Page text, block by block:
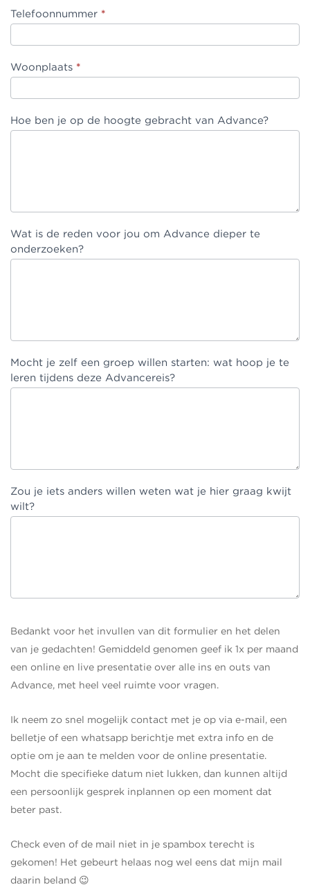
Telefoonnummer *
Woonplaats *
Hoe ben je op de hoogte gebracht van Advance?
Wat is de reden voor jou om Advance dieper te
onderzoeken?
Mocht je zelf een groep willen starten: wat hoop je te
leren tijdens deze Advancereis?
Zou je iets anders willen weten wat je hier graag kwijt
wilt?
Bedankt voor het invullen van dit formulier en het delen
van je gedachten! Gemiddeld genomen geef ik 1x per maand
een online en live presentatie over alle ins en outs van
Advance, met heel veel ruimte voor vragen.
Ik neem zo snel mogelijk contact met je op via e-mail, een
belletje of een whatsapp berichtje met extra info en de
optie om je aan te melden voor de online presentatie.
Mocht die specifieke datum niet lukken, dan kunnen altijd
een persoonlijk gesprek inplannen op een moment dat
beter past.
Check even of de mail niet in je spambox terecht is
gekomen! Het gebeurt helaas nog wel eens dat mijn mail
daarin beland 😉